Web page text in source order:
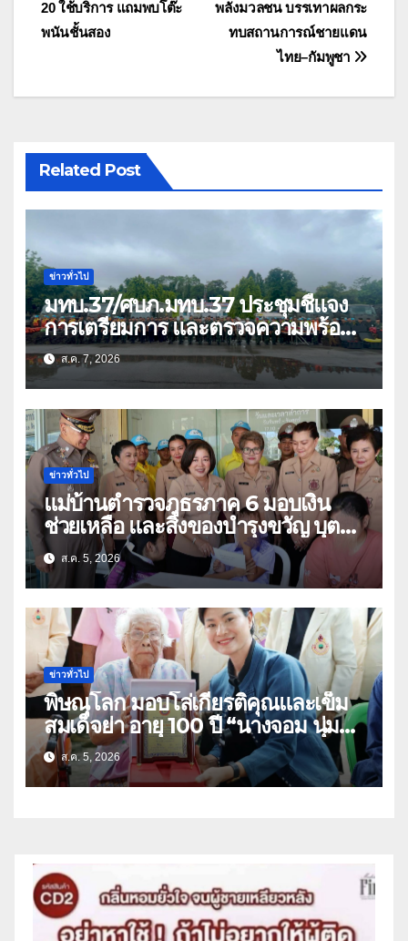
พลังมวลชน บรรเทาผลกระ
ทบสถานการณ์ชายแดน
ไทย–กัมพูชา
20 ใช้บริการ แถมพบโต๊ะ
พนันชั้นสอง
Related Post
ข่าวทั่วไป
มทบ.37/ศบภ.มทบ.37 ประชุมชี้แจง
การเตรียมการ และตรวจความพร้อม
ด้านการบรรเทาสาธารณภัย
ส.ค. 7, 2026
ข่าวทั่วไป
แม่บ้านตำรวจภูธรภาค 6 มอบเงิน
ช่วยเหลือ และสิ่งของบำรุงขวัญ บุตร-
ธิดา ข้าราชการตำรวจจังหวัด
อุทัยธานี
ส.ค. 5, 2026
ข่าวทั่วไป
พิษณุโลก มอบโล่เกียรติคุณและเข็ม
สมเด็จย่า อายุ 100 ปี “นางจอม นุ่ม
เนตร” ตำบลบ้านกร่าง อำเภอเมือง
ส.ค. 5, 2026